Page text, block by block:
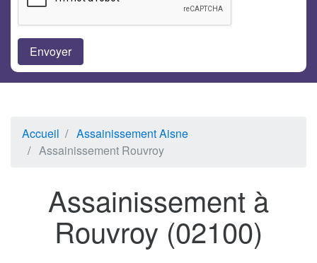
Accueil
Assainissement Aisne
Assainissement Rouvroy
Assainissement à
Rouvroy (02100)